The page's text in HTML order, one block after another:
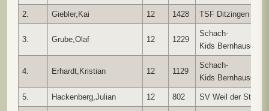
2. Giebler,Kai 12 1428 TSF Ditzingen
3. Grube,Olaf 12 1229
Schach-
Kids Bernhausen
4. Erhardt,Kristian 12 1129
Schach-
Kids Bernhausen
5. Hackenberg,Julian 12 802 SV Weil der Stadt